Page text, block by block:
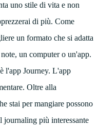
uno stile di vita e non
di più. Come
un formato che si adatta
un computer o un'app.
l'app Journey. L'app
Oltre alla
stai per mangiare possono
journaling più interessante